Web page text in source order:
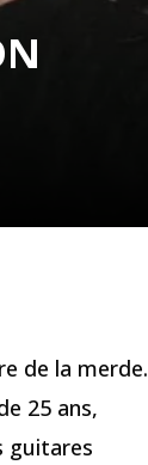
de la merde.
25 ans,
guitares